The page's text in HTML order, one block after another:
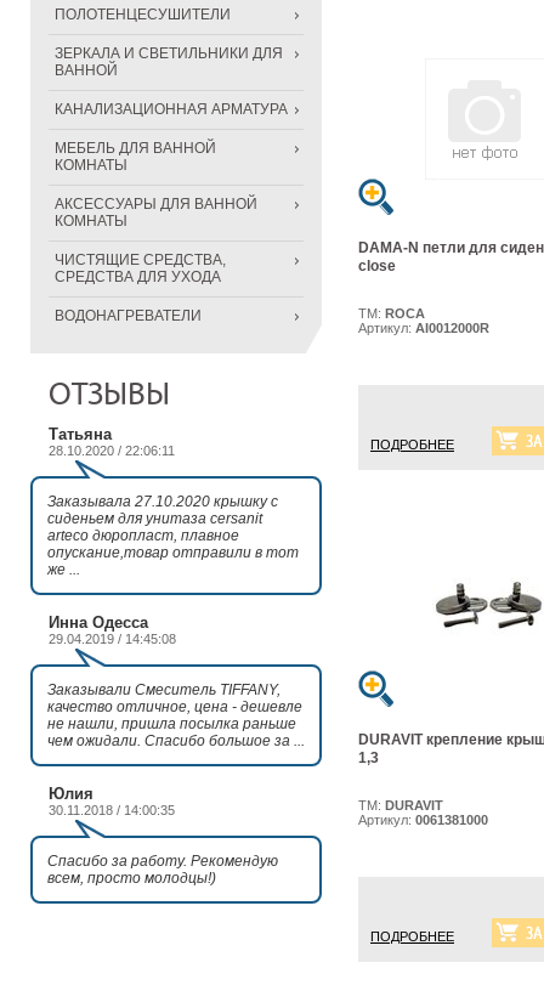
ПОЛОТЕНЦЕСУШИТЕЛИ
ЗЕРКАЛА И СВЕТИЛЬНИКИ ДЛЯ
ВАННОЙ
КАНАЛИЗАЦИОННАЯ АРМАТУРА
МЕБЕЛЬ ДЛЯ ВАННОЙ
КОМНАТЫ
АКСЕССУАРЫ ДЛЯ ВАННОЙ
КОМНАТЫ
ЧИСТЯЩИЕ СРЕДСТВА,
СРЕДСТВА ДЛЯ УХОДА
ВОДОНАГРЕВАТЕЛИ
ОТЗЫВЫ
Татьяна
28.10.2020 / 22:06:11
Заказывала 27.10.2020 крышку с
сиденьем для унитаза cersanit
arteco дюропласт, плавное
опускание,товар отправили в тот
же ...
Инна Одесса
29.04.2019 / 14:45:08
Заказывали Смеситель TIFFANY,
качество отличное, цена - дешевле
не нашли, пришла посылка раньше
чем ожидали. Спасибо большое за ...
Юлия
30.11.2018 / 14:00:35
Спасибо за работу. Рекомендую
всем, просто молодцы!)
DAMA-N петли для
close
ТМ: ROCA
Артикул: AI0012000R
ПОДРОБНЕЕ
DURAVIT крепление
1,3
ТМ: DURAVIT
Артикул: 0061381000
ПОДРОБНЕЕ